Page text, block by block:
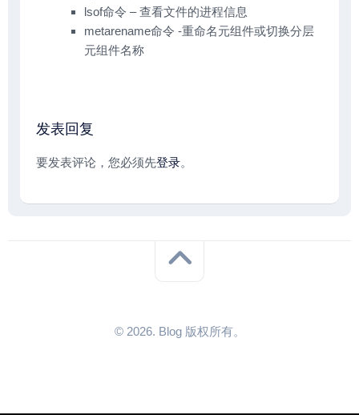
lsof命令 – 查看文件的进程信息
metarename命令 -重命名元组件或切换分层
元组件名称
发表回复
要发表评论，您必须先登录。
© 2026. Blog 版权所有。